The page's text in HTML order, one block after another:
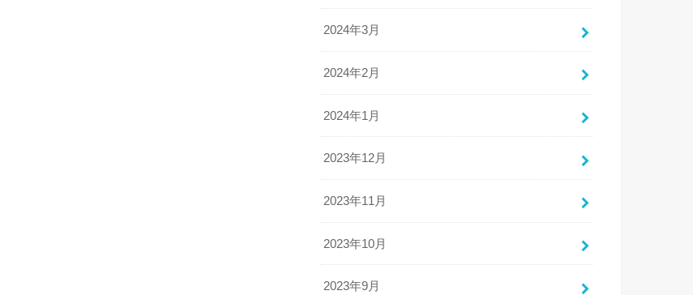
2024年3月
2024年2月
2024年1月
2023年12月
2023年11月
2023年10月
2023年9月